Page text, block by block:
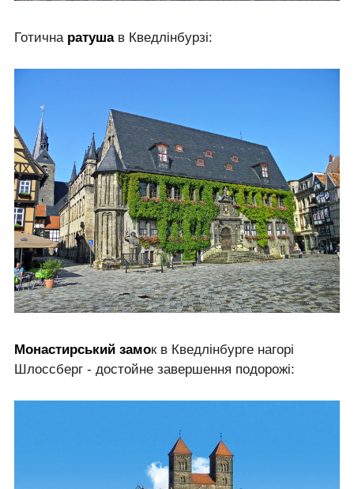
Готична ратуша в Кведлінбурзі:
Монастирський замок в Кведлінбурге нагорі
Шлоссберг - достойне завершення подорожі: